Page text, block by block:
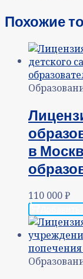
Похожие
в
110 000₽